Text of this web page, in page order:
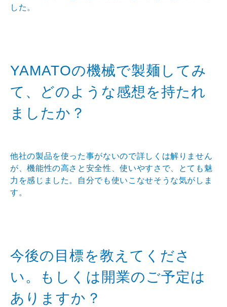
した。
YAMATOの機械で製麺してみ
て、どのような感想を持たれ
ましたか？
他社の製品を使った事がないので詳しくは解りません
が、機能性の高さと安全性、使いやすさで、とても魅
力を感じました。自分でも使いこなせそうな気がしま
す。
今後の目標を教えてくださ
い。もしくは開業のご予定は
ありますか？